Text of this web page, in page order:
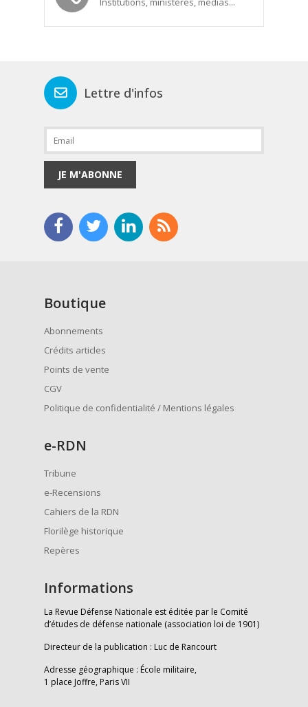
Lettre d'infos
JE M'ABONNE
Boutique
Abonnements
Crédits articles
Points de vente
CGV
Politique de confidentialité / Mentions légales
e-RDN
Tribune
e-Recensions
Cahiers de la RDN
Florilège historique
Repères
Informations
La Revue Défense Nationale est éditée par le Comité
d’études de défense nationale (association loi de 1901)
Directeur de la publication : Luc de Rancourt
Adresse géographique : École militaire,
1 place Joffre, Paris VII